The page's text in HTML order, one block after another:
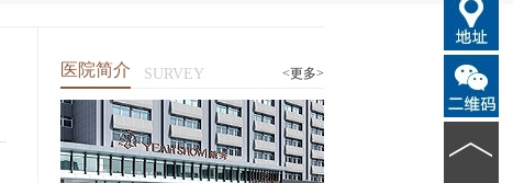
<更多>
医院简介 SURVEY